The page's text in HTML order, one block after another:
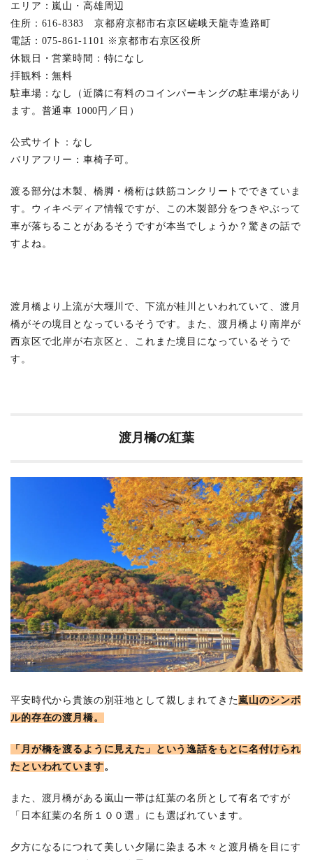
の
葉
3
橋の
紅葉
の見
月
橋
ラ
渡
月
ス
方
6
渡
月
橋
周
辺
の
紅
葉
ス
ポ
ッ
ト
6.1
天龍
6.2
6.3
6.4
嵯峨
コ列
エリア：嵐山・高雄周辺
住所：616-8383 京都府京都市右京区嵯峨天龍寺造路町
電話：075-861-1101 ※京都市右京区役所
休観日・営業時間：特になし
拝観料：無料
駐車場：なし（近隣に有料のコインパーキングの駐車場があり
ます。普通車 1000円／日）
公式サイト：なし
バリアフリー：車椅子可。
渡る部分は木製、橋脚・橋桁は鉄筋コンクリートでできていま
す。ウィキペディア情報ですが、この木製部分をつきやぶって
車が落ちることがあるそうですが本当でしょうか？驚きの話で
すよね。
渡月橋より上流が大堰川で、下流が桂川といわれていて、渡月
橋がその境目となっているそうです。また、渡月橋より南岸が
西京区で北岸が右京区と、これまた境目になっているそうで
す。
渡月橋の紅葉
平安時代から貴族の別荘地として親しまれてきた嵐山のシンボ
ル的存在の渡月橋。
「月が橋を渡るように見えた」という逸話をもとに名付けられ
たといわれています。
また、渡月橋がある嵐山一帯は紅葉の名所として有名ですが
「日本紅葉の名所１００選」にも選ばれています。
夕方になるにつれて美しい夕陽に染まる木々と渡月橋を目にす